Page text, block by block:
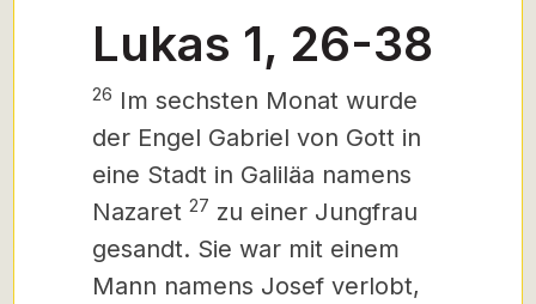
Lukas 1, 26-38
26 Im sechsten Monat wurde
der Engel Gabriel von Gott in
eine Stadt in Galiläa namens
Nazaret 27 zu einer Jungfrau
gesandt. Sie war mit einem
Mann namens Josef verlobt,